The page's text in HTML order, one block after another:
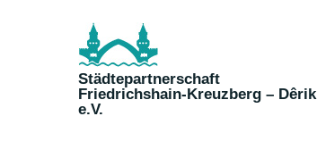
Städtepartnerschaft
Friedrichshain-Kreuzberg – Dêrik
e.V.